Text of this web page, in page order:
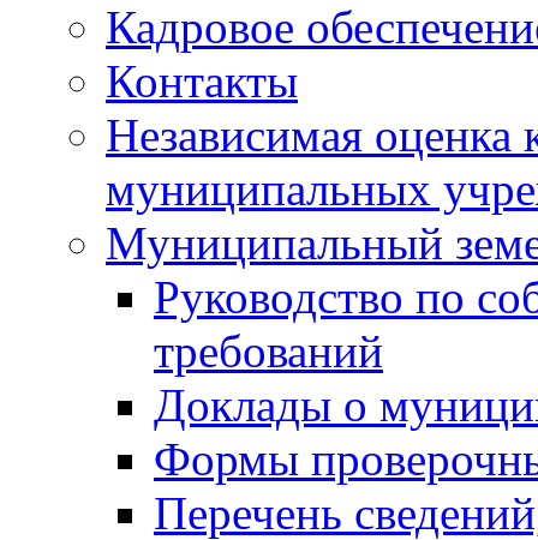
Кадровое
Контакты
Независимая оценка
муниципальных
Муниципальный
Руководство по
требований
Доклады о
Формы
Перечень